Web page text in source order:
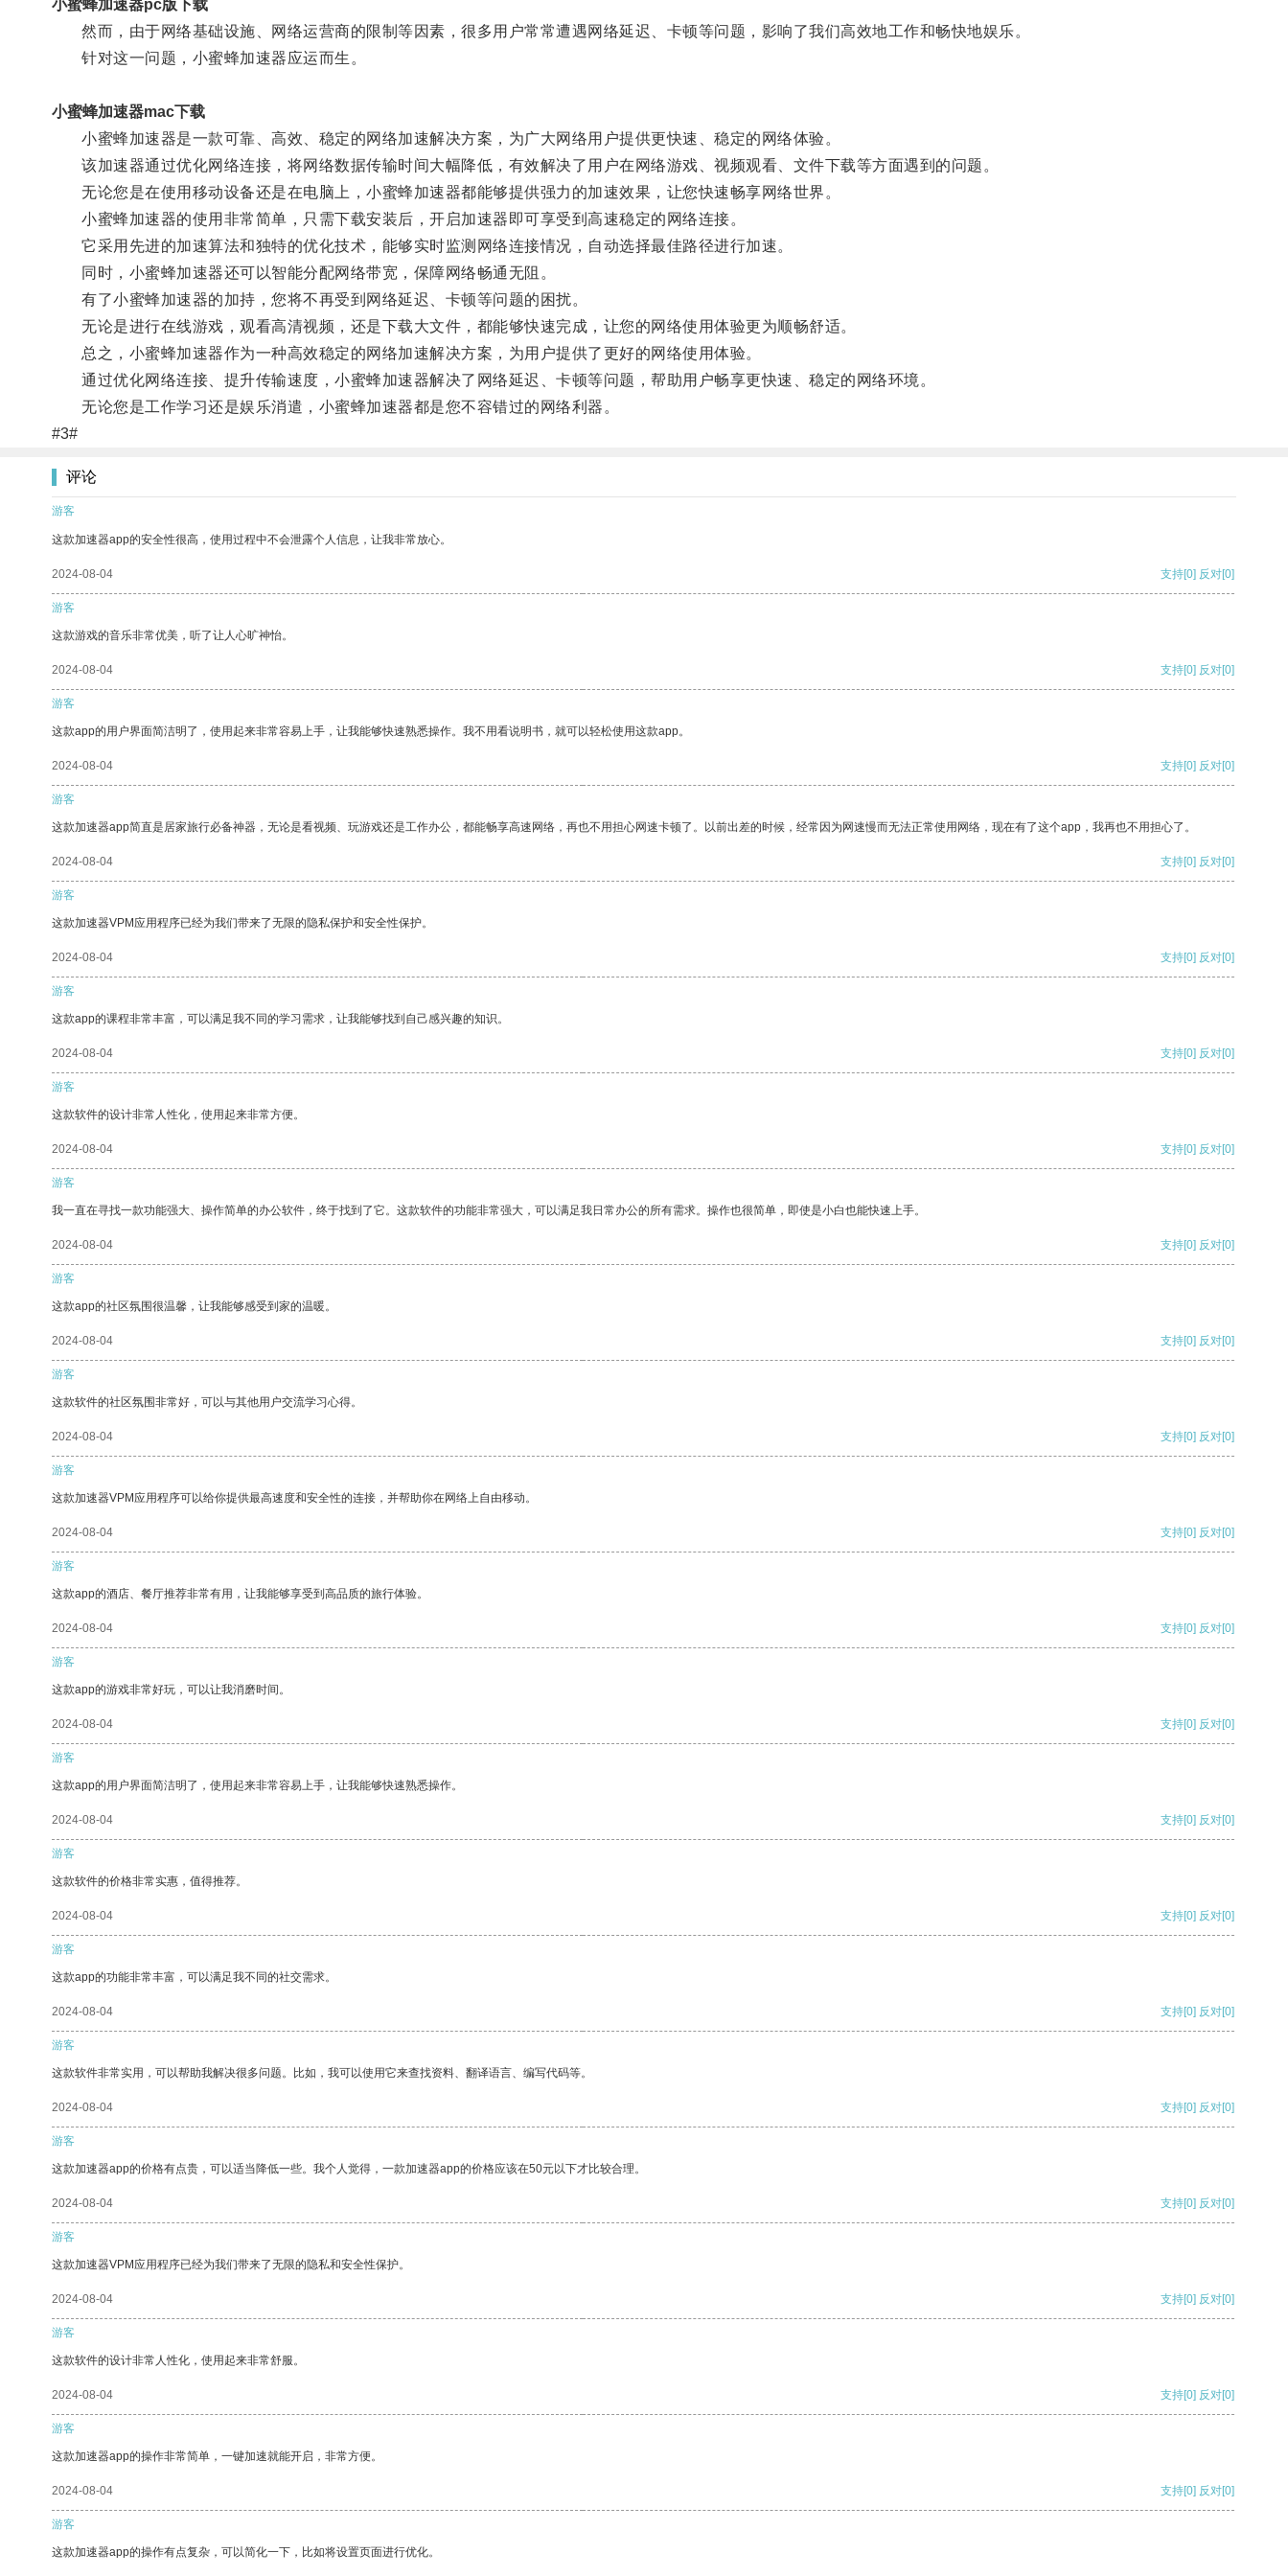
小蜜蜂加速器pc版下载
然而，由于网络基础设施、网络运营商的限制等因素，很多用户常常遭遇网络延迟、卡顿等问题，影响了我们高效地工作和畅快地娱乐。
针对这一问题，小蜜蜂加速器应运而生。
小蜜蜂加速器mac下载
小蜜蜂加速器是一款可靠、高效、稳定的网络加速解决方案，为广大网络用户提供更快速、稳定的网络体验。
该加速器通过优化网络连接，将网络数据传输时间大幅降低，有效解决了用户在网络游戏、视频观看、文件下载等方面遇到的问题。
无论您是在使用移动设备还是在电脑上，小蜜蜂加速器都能够提供强力的加速效果，让您快速畅享网络世界。
小蜜蜂加速器的使用非常简单，只需下载安装后，开启加速器即可享受到高速稳定的网络连接。
它采用先进的加速算法和独特的优化技术，能够实时监测网络连接情况，自动选择最佳路径进行加速。
同时，小蜜蜂加速器还可以智能分配网络带宽，保障网络畅通无阻。
有了小蜜蜂加速器的加持，您将不再受到网络延迟、卡顿等问题的困扰。
无论是进行在线游戏，观看高清视频，还是下载大文件，都能够快速完成，让您的网络使用体验更为顺畅舒适。
总之，小蜜蜂加速器作为一种高效稳定的网络加速解决方案，为用户提供了更好的网络使用体验。
通过优化网络连接、提升传输速度，小蜜蜂加速器解决了网络延迟、卡顿等问题，帮助用户畅享更快速、稳定的网络环境。
无论您是工作学习还是娱乐消遣，小蜜蜂加速器都是您不容错过的网络利器。
#3#
评论
游客
这款加速器app的安全性很高，使用过程中不会泄露个人信息，让我非常放心。
2024-08-04 支持[0] 反对[0]
游客
这款游戏的音乐非常优美，听了让人心旷神怡。
2024-08-04 支持[0] 反对[0]
游客
这款app的用户界面简洁明了，使用起来非常容易上手，让我能够快速熟悉操作。我不用看说明书，就可以轻松使用这款app。
2024-08-04 支持[0] 反对[0]
游客
这款加速器app简直是居家旅行必备神器，无论是看视频、玩游戏还是工作办公，都能畅享高速网络，再也不用担心网速卡顿了。以前出差的时候，经常因为网速慢而无法正常使用网络，现在有了这个app，我再也不用担心了。
2024-08-04 支持[0] 反对[0]
游客
这款加速器VPM应用程序已经为我们带来了无限的隐私保护和安全性保护。
2024-08-04 支持[0] 反对[0]
游客
这款app的课程非常丰富，可以满足我不同的学习需求，让我能够找到自己感兴趣的知识。
2024-08-04 支持[0] 反对[0]
游客
这款软件的设计非常人性化，使用起来非常方便。
2024-08-04 支持[0] 反对[0]
游客
我一直在寻找一款功能强大、操作简单的办公软件，终于找到了它。这款软件的功能非常强大，可以满足我日常办公的所有需求。操作也很简单，即使是小白也能快速上手。
2024-08-04 支持[0] 反对[0]
游客
这款app的社区氛围很温馨，让我能够感受到家的温暖。
2024-08-04 支持[0] 反对[0]
游客
这款软件的社区氛围非常好，可以与其他用户交流学习心得。
2024-08-04 支持[0] 反对[0]
游客
这款加速器VPM应用程序可以给你提供最高速度和安全性的连接，并帮助你在网络上自由移动。
2024-08-04 支持[0] 反对[0]
游客
这款app的酒店、餐厅推荐非常有用，让我能够享受到高品质的旅行体验。
2024-08-04 支持[0] 反对[0]
游客
这款app的游戏非常好玩，可以让我消磨时间。
2024-08-04 支持[0] 反对[0]
游客
这款app的用户界面简洁明了，使用起来非常容易上手，让我能够快速熟悉操作。
2024-08-04 支持[0] 反对[0]
游客
这款软件的价格非常实惠，值得推荐。
2024-08-04 支持[0] 反对[0]
游客
这款app的功能非常丰富，可以满足我不同的社交需求。
2024-08-04 支持[0] 反对[0]
游客
这款软件非常实用，可以帮助我解决很多问题。比如，我可以使用它来查找资料、翻译语言、编写代码等。
2024-08-04 支持[0] 反对[0]
游客
这款加速器app的价格有点贵，可以适当降低一些。我个人觉得，一款加速器app的价格应该在50元以下才比较合理。
2024-08-04 支持[0] 反对[0]
游客
这款加速器VPM应用程序已经为我们带来了无限的隐私和安全性保护。
2024-08-04 支持[0] 反对[0]
游客
这款软件的设计非常人性化，使用起来非常舒服。
2024-08-04 支持[0] 反对[0]
游客
这款加速器app的操作非常简单，一键加速就能开启，非常方便。
2024-08-04 支持[0] 反对[0]
游客
这款加速器app的操作有点复杂，可以简化一下，比如将设置页面进行优化。